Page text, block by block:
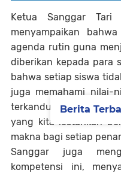
Ketua Sanggar Tari
menyampaikan
agenda rutin guna
diberikan kepada para
bahwa setiap siswa
juga memahami nilai-
terkandung dalam tari
yang kita lestarikan
makna bagi setiap
Sanggar juga
kompetensi ini,
Berita